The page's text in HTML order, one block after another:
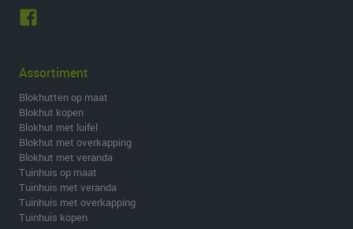
Assortiment
Blokhutten op maat
Blokhut kopen
Blokhut met luifel
Blokhut met overkapping
Blokhut met veranda
Tuinhuis op maat
Tuinhuis met veranda
Tuinhuis met overkapping
Tuinhuis kopen